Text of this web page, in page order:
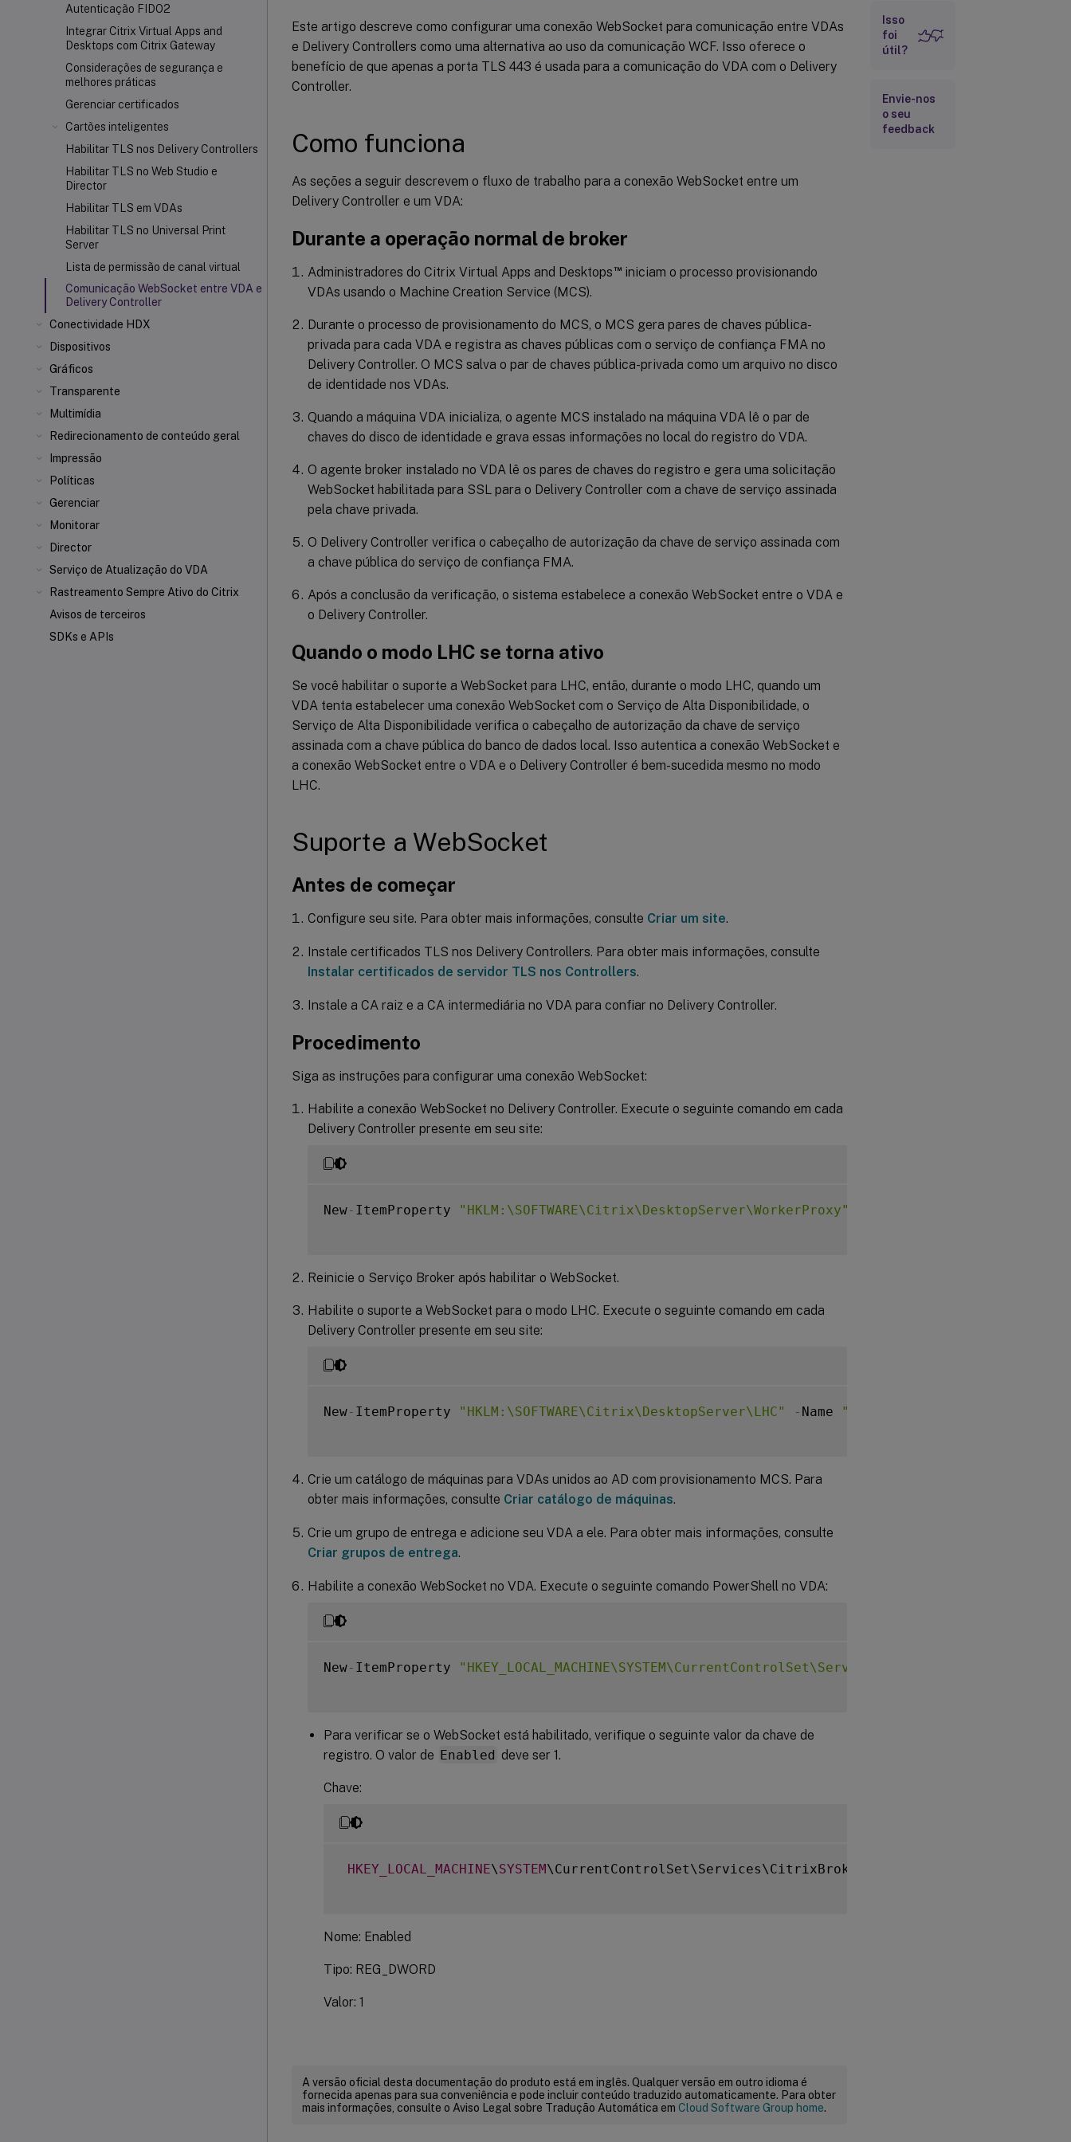
Autenticação FIDO2
Integrar Citrix Virtual Apps and
Desktops com Citrix Gateway
Considerações de segurança e
melhores práticas
Gerenciar certificados
Cartões inteligentes
Habilitar TLS nos Delivery Controllers
Habilitar TLS no Web Studio e
Director
Habilitar TLS em VDAs
Habilitar TLS no Universal Print
Server
Lista de permissão de canal virtual
Comunicação WebSocket entre VDA e
Delivery Controller
Conectividade HDX
Dispositivos
Gráficos
Transparente
Multimídia
Redirecionamento de conteúdo geral
Impressão
Políticas
Gerenciar
Monitorar
Director
Serviço de Atualização do VDA
Rastreamento Sempre Ativo do Citrix
Avisos de terceiros
SDKs e APIs
Este artigo descreve como configurar uma conexão WebSocket para comunicação entre VDAs
e Delivery Controllers como uma alternativa ao uso da comunicação WCF. Isso oferece o
benefício de que apenas a porta TLS 443 é usada para a comunicação do VDA com o Delivery
Controller.
Como funciona
As seções a seguir descrevem o fluxo de trabalho para a conexão WebSocket entre um
Delivery Controller e um VDA:
Durante a operação normal de broker
Administradores do Citrix Virtual Apps and Desktops™iniciam o processo provisionando
VDAs usando o Machine Creation Service (MCS).
Durante o processo de provisionamento do MCS, o MCS gera pares de chaves pública-
privada para cada VDA e registra as chaves públicas com o serviço de confiança FMA no
Delivery Controller. O MCS salva o par de chaves pública-privada como um arquivo no disco
de identidade nos VDAs.
Quando a máquina VDA inicializa, o agente MCS instalado na máquina VDA lê o par de
chaves do disco de identidade e grava essas informações no local do registro do VDA.
O agente broker instalado no VDA lê os pares de chaves do registro e gera uma solicitação
WebSocket habilitada para SSL para o Delivery Controller com a chave de serviço assinada
pela chave privada.
O Delivery Controller verifica o cabeçalho de autorização da chave de serviço assinada com
a chave pública do serviço de confiança FMA.
Após a conclusão da verificação, o sistema estabelece a conexão WebSocket entre o VDA e
o Delivery Controller.
Quando o modo LHC se torna ativo
Se você habilitar o suporte a WebSocket para LHC, então, durante o modo LHC, quando um
VDA tenta estabelecer uma conexão WebSocket com o Serviço de Alta Disponibilidade, o
Serviço de Alta Disponibilidade verifica o cabeçalho de autorização da chave de serviço
assinada com a chave pública do banco de dados local. Isso autentica a conexão WebSocket e
a conexão WebSocket entre o VDA e o Delivery Controller é bem-sucedida mesmo no modo
LHC.
Suporte a WebSocket
Antes de começar
Configure seu site. Para obter mais informações, consulte Criar um site.
Instale certificados TLS nos Delivery Controllers. Para obter mais informações, consulte
Instalar certificados de servidor TLS nos Controllers.
Instale a CA raiz e a CA intermediária no VDA para confiar no Delivery Controller.
Procedimento
Siga as instruções para configurar uma conexão WebSocket:
Habilite a conexão WebSocket no Delivery Controller. Execute o seguinte comando em cada
Delivery Controller presente em seu site:
New- ItemProperty "HKLM:\SOFTWARE\Citrix\DesktopServer\WorkerProxy"
Reinicie o Serviço Broker após habilitar o WebSocket.
Habilite o suporte a WebSocket para o modo LHC. Execute o seguinte comando em cada
Delivery Controller presente em seu site:
New- ItemProperty "HKLM:\SOFTWARE\Citrix\DesktopServer\LHC" - Name "WebSocketEnabledLhc"
Crie um catálogo de máquinas para VDAs unidos ao AD com provisionamento MCS. Para
obter mais informações, consulte Criar catálogo de máquinas.
Crie um grupo de entrega e adicione seu VDA a ele. Para obter mais informações, consulte
Criar grupos de entrega.
Habilite a conexão WebSocket no VDA. Execute o seguinte comando PowerShell no VDA:
New- ItemProperty
Para verificar se o WebSocket está habilitado, verifique o seguinte valor da chave de
registro. O valor de Enabled deve ser 1.
Chave:
HKEY_LOCAL_MACHINE\SYSTEM\CurrentControlSet\Services\CitrixBrokerAgent\WebSocket
Nome: Enabled
Tipo: REG_DWORD
Valor: 1
A versão oficial desta documentação do produto está em inglês. Qualquer versão em outro idioma é
fornecida apenas para sua conveniência e pode incluir conteúdo traduzido automaticamente. Para obter
mais informações, consulte o Aviso Legal sobre Tradução Automática em Cloud Software Group home.
Isso
foi
útil?
Envie-nos
o seu
feedback